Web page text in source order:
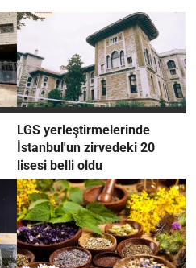
LGS yerleştirmelerinde
İstanbul'un zirvedeki 20
lisesi belli oldu